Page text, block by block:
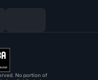
No portion of